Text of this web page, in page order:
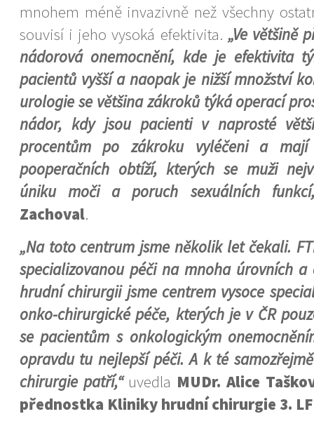
mnohem méně invazivně než všechny
souvisí i jeho vysoká efektivita. „Ve většině
nádorová onemocnění, kde je efektivita
pacientů vyšší a naopak je nižší množství
urologie se většina zákroků týká operací
nádor, kdy jsou pacienti v naprosté
procentům po zákroku vyléčeni a mají
pooperačních obtíží, kterých se muži
úniku moči a poruch sexuálních
Zachoval.
„Na toto centrum jsme několik let čekali.
specializovanou péči na mnoha úrovních a
hrudní chirurgii jsme centrem vysoce
onko-chirurgické péče, kterých je v ČR
se pacientům s onkologickým
opravdu tu nejlepší péči. A k té
chirurgie patří,“uvedla MUDr. Alice
přednostka Kliniky hrudní chirurgie 3. LF